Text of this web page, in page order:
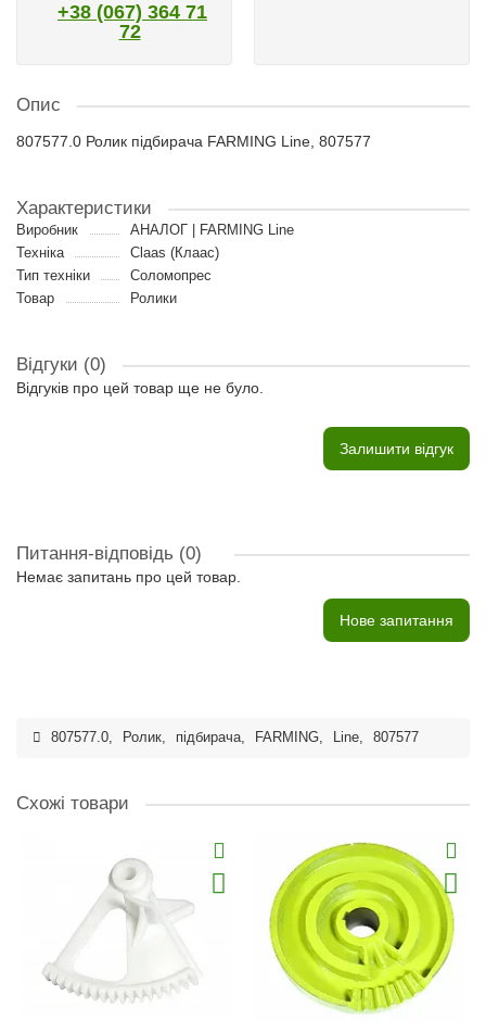
+38 (067) 364 71
72
Опис
807577.0 Ролик підбирача FARMING Line, 807577
Характеристики
Виробник
АНАЛОГ | FARMING Line
Техніка
Claas (Клаас)
Тип техніки
Соломопрес
Товар
Ролики
Відгуки (0)
Відгуків про цей товар ще не було.
Залишити відгук
Питання-відповідь (0)
Немає запитань про цей товар.
Нове запитання
807577.0, Ролик, підбирача, FARMING, Line, 807577
Схожі товари